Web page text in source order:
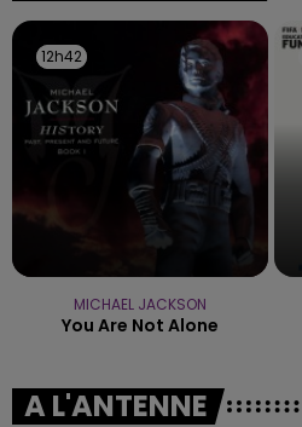
12h42
12h42
MICHAEL JACKSON
You Are Not Alone
A L'ANTENNE